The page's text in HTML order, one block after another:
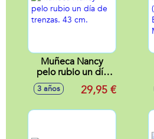
Muñeca Nancy
pelo rubio un día
de trenzas. 43 cm.
3 años 29,95 €